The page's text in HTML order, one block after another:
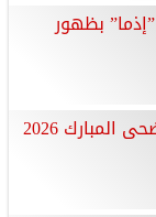
بظهور
2026